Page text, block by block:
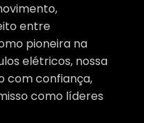
entre
pioneira na
elétricos, nossa
com confiança,
como líderes